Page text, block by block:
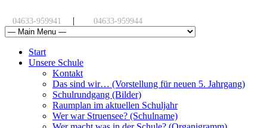
04633-959941 | 04633-959944
Start
Unsere Schule
Kontakt
Das sind wir… (Vorstellung für neuen 5. Jahrgang)
Schulrundgang (Bilder)
Raumplan im aktuellen Schuljahr
Wer war Struensee? (Schulname)